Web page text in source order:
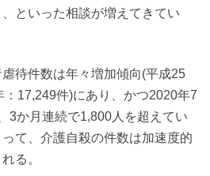
、といった相談が増えてきてい
待件数は年々増加傾向(平成25
17,249件)にあり、かつ2020年7
3か月連続で1,800人を超えてい
て、介護自殺の件数は加速度的
る。